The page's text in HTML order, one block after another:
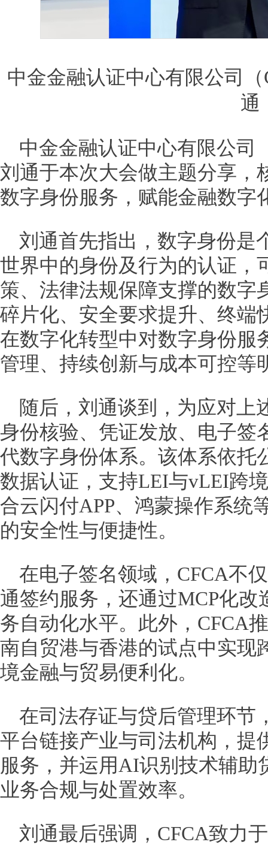
中金金融认证中心有限公司
通
中金金融认证中心有限公司
刘通于本次大会做主题分享，
数字身份服务，赋能金融数字
刘通首先指出，数字身份是
世界中的身份及行为的认证，
策、法律法规保障支撑的数字
碎片化、安全要求提升、终端
在数字化转型中对数字身份服
管理、持续创新与成本可控等
随后，刘通谈到，为应对上
身份核验、凭证发放、电子签
代数字身份体系。该体系依托
数据认证，支持LEI与vLEI跨
合云闪付APP、鸿蒙操作系统
的安全性与便捷性。
在电子签名领域，CFCA不
通签约服务，还通过MCP化
务自动化水平。此外，CFCA
南自贸港与香港的试点中实现
境金融与贸易便利化。
在司法存证与贷后管理环节
平台链接产业与司法机构，提
服务，并运用AI识别技术辅助
业务合规与处置效率。
刘通最后强调，CFCA致力